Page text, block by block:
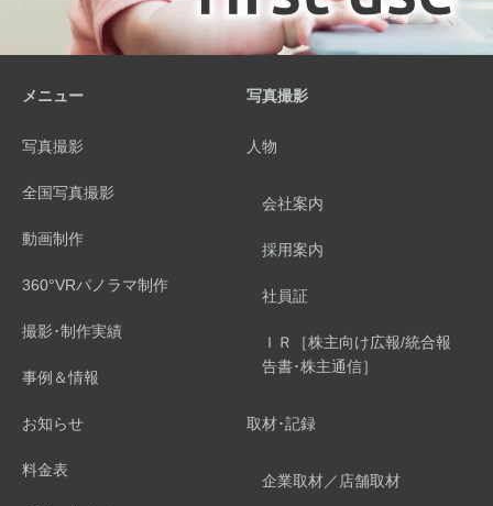
メニュー
写真撮影
全国写真撮影
動画制作
360°VRパノラマ制作
撮影･制作実績
事例＆情報
お知らせ
料金表
写真撮影
人物
会社案内
採用案内
社員証
ＩＲ［株主向け広報/統合報
告書･株主通信］
取材･記録
企業取材／店舗取材